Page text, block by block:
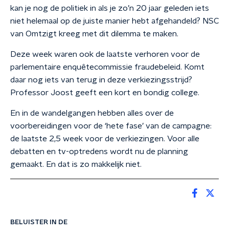
BELUISTER IN DE
kan je nog de politiek in als je zo’n 20 jaar geleden iets
niet helemaal op de juiste manier hebt afgehandeld? NSC
van Omtzigt kreeg met dit dilemma te maken.
Deze week waren ook de laatste verhoren voor de
parlementaire enquêtecommissie fraudebeleid. Komt
daar nog iets van terug in deze verkiezingsstrijd?
Professor Joost geeft een kort en bondig college.
En in de wandelgangen hebben alles over de
voorbereidingen voor de ‘hete fase’ van de campagne:
de laatste 2,5 week voor de verkiezingen. Voor alle
debatten en tv-optredens wordt nu de planning
gemaakt. En dat is zo makkelijk niet.